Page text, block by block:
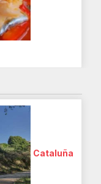
Cataluña